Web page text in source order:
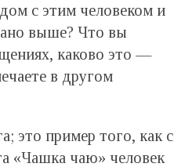
с этим человеком и
выше? Что вы
каково это —
в другом
это пример того, как с
«Чашка чаю» человек